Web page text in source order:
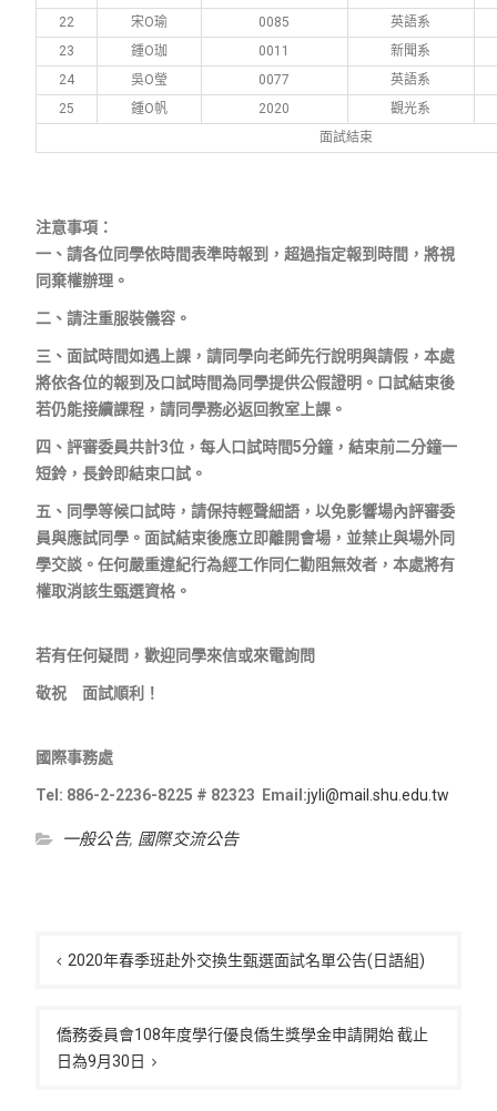
22
宋Ο瑜 0085
英語系
23
鍾Ο珈 0011
新聞系
24
吳Ο瑩 0077
英語系
25
鍾Ο帆 2020
觀光系
面試結束
注意事項：
一、請各位同學依時間表準時報到，超過指定報到時間，將視
同棄權辦理。
二、請注重服裝儀容。
三、面試時間如遇上課，請同學向老師先行說明與請假，本處
將依各位的報到及口試時間為同學提供公假證明。口試結束後
若仍能接續課程，請同學務必返回教室上課。
四、評審委員共計3位，每人口試時間5分鐘，結束前二分鐘一
短鈴，長鈴即結束口試。
五、同學等候口試時，請保持輕聲細語，以免影響場內評審委
員與應試同學。面試結束後應立即離開會場，並禁止與場外同
學交談。任何嚴重違紀行為經工作同仁勸阻無效者，本處將有
權取消該生甄選資格。
若有任何疑問，歡迎同學來信或來電詢問
敬祝 面試順利！
國際事務處
Tel: 886-2-2236-8225 # 82323 Email:jyli@mail.shu.edu.tw
一般公告, 國際交流公告
章
覽
2020年春季班赴外交換生甄選面試名單公告(日語組)
僑務委員會108年度學行優良僑生獎學金申請開始 截止
日為9月30日